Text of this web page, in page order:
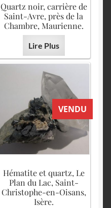
Quartz noir, carrière de
Saint-Avre, près de la
Chambre, Maurienne.
Lire Plus
VENDU
Hématite et quartz, Le
Plan du Lac, Saint-
Christophe-en-Oisans,
Isère.